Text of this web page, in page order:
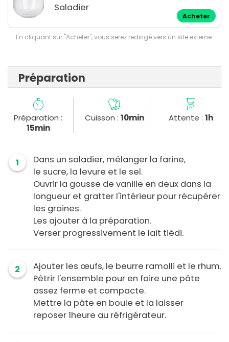
Saladier
Acheter
En cliquant sur "Acheter", vous serez redirigé vers un site externe.
Préparation
Préparation :
15min
Cuisson : 10min Attente : 1h
1
Dans un saladier, mélanger la farine,
le sucre, la levure et le sel.
Ouvrir la gousse de vanille en deux dans la
longueur et gratter l'intérieur pour récupérer
les graines.
Les ajouter à la préparation.
Verser progressivement le lait tiédi.
2
Ajouter les œufs, le beurre ramolli et le rhum.
Pétrir l'ensemble pour en faire une pâte
assez ferme et compacte.
Mettre la pâte en boule et la laisser
reposer 1heure au réfrigérateur.